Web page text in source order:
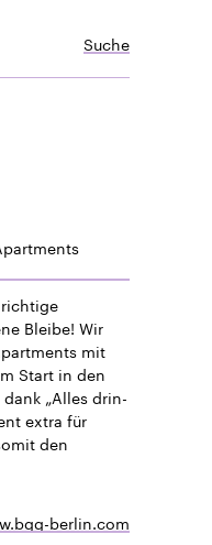
Suche
Bleibe! Wir
mit
Start in den
„Alles drin-
extra für
den
berlin.com